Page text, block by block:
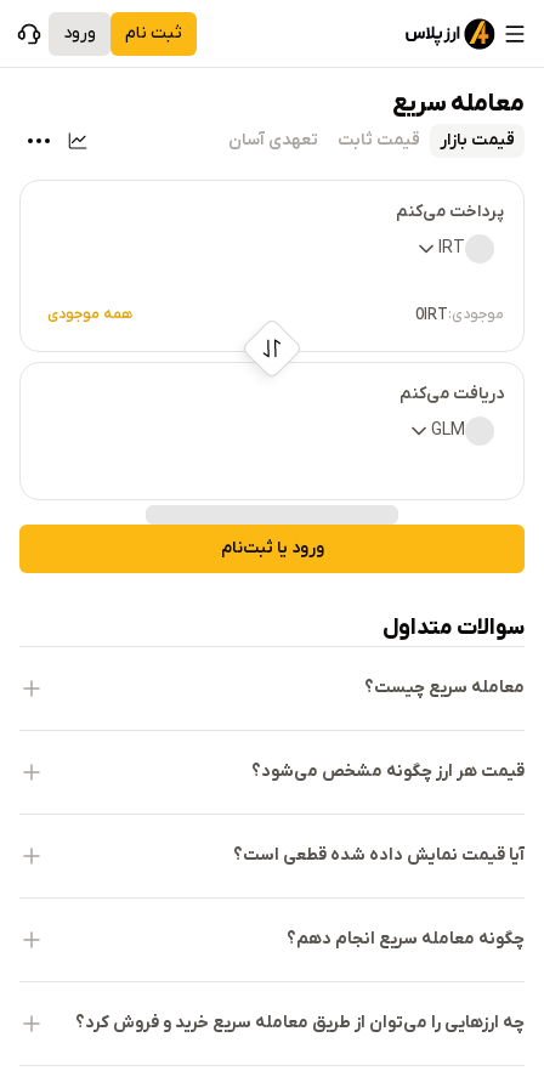
ثبت نام ورود
معامله سریع
قیمت بازار قیمت ثابت تعهدی آسان
پرداخت می‌کنم
IRT
موجودی:IRT
0 همه موجودی
دریافت می‌کنم
GLM
ورود یا ثبت‌نام
سوالات متداول
معامله سریع چیست؟
قیمت هر ارز چگونه مشخص می‌شود؟
آیا قیمت نمایش داده شده قطعی است؟
چگونه معامله سریع انجام دهم؟
چه ارزهایی را می‌توان از طریق معامله سریع خرید و فروش کرد؟